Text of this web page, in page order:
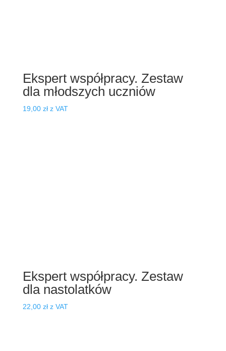
Ekspert współpracy. Zestaw
dla młodszych uczniów
19,00 zł z VAT
Ekspert współpracy. Zestaw
dla nastolatków
22,00 zł z VAT